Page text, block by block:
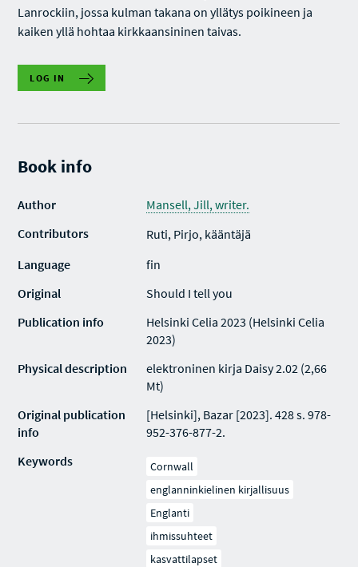
Lanrockiin, jossa kulman takana on yllätys poikineen ja
kaiken yllä hohtaa kirkkaansininen taivas.
LOG IN
Book info
Author
Mansell, Jill, writer.
Contributors
Ruti, Pirjo, kääntäjä
Language
fin
Original
Should I tell you
Publication info
Helsinki Celia 2023 (Helsinki Celia
2023)
Physical description
elektroninen kirja Daisy 2.02 (2,66
Mt)
Original publication
info
[Helsinki], Bazar [2023]. 428 s. 978-
952-376-877-2.
Keywords
Cornwall
englanninkielinen kirjallisuus
Englanti
ihmissuhteet
kasvattilapset